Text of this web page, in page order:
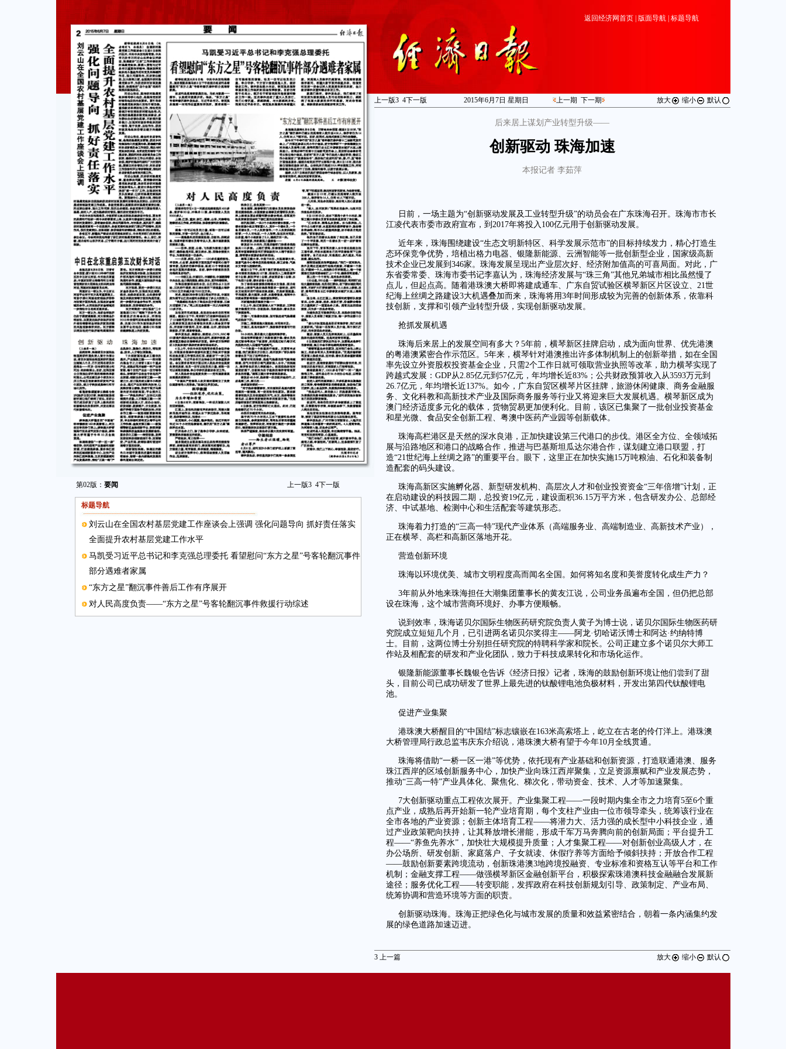
第02版： 要闻 上一版3 4下一版
标题导航
刘云山在全国农村基层党建工作座谈会上强调 强化问题导向 抓好责任落实
全面提升农村基层党建工作水平
马凯受习近平总书记和李克强总理委托 看望慰问“东方之星”号客轮翻沉事件
部分遇难者家属
“东方之星”翻沉事件善后工作有序展开
对人民高度负责——“东方之星”号客轮翻沉事件救援行动综述
返回经济网首页| 版面导航| 标题导航
上一版3 4下一版 2015年6月7日 星期 日 上一期 下一期 放大 缩小 默认
后来居上谋划产业转型升级——
创新驱动 珠海加速
本报记者 李茹萍
日前，一场主题为“创新驱动发展及工业转型升级”的动员会在广东珠海召开。珠海市市长
江凌代表市委市政府宣布，到2017年将投入100亿元用于创新驱动发展。
近年来，珠海围绕建设“生态文明新特区、科学发展示范市”的目标持续发力，精心打造生
态环保竞争优势，培植出格力电器、银隆新能源、云洲智能等一批创新型企业，国家级高新
技术企业已发展到346家。珠海发展呈现出产业层次好、经济附加值高的可喜局面。对此，广
东省委常委、珠海市委书记李嘉认为，珠海经济发展与“珠三角”其他兄弟城市相比虽然慢了
点儿，但起点高。随着港珠澳大桥即将建成通车、广东自贸试验区横琴新区片区设立、21世
纪海上丝绸之路建设3大机遇叠加而来，珠海将用3年时间形成较为完善的创新体系，依靠科
技创新，支撑和引领产业转型升级，实现创新驱动发展。
抢抓发展机遇
珠海后来居上的发展空间有多大？5年前，横琴新区挂牌启动，成为面向世界、优先港澳
的粤港澳紧密合作示范区。5年来，横琴针对港澳推出许多体制机制上的创新举措，如在全国
率先设立外资股权投资基金企业，只需2个工作日就可领取营业执照等改革，助力横琴实现了
跨越式发展：GDP从2.85亿元到57亿元，年均增长近83%；公共财政预算收入从3593万元到
26.7亿元，年均增长近137%。如今，广东自贸区横琴片区挂牌，旅游休闲健康、商务金融服
务、文化科教和高新技术产业及国际商务服务等行业又将迎来巨大发展机遇。横琴新区成为
澳门经济适度多元化的载体，货物贸易更加便利化。目前，该区已集聚了一批创业投资基金
和星光微、食品安全创新工程、粤澳中医药产业园等创新载体。
珠海高栏港区是天然的深水良港，正加快建设第三代港口的步伐。港区全方位、全领域拓
展与沿路地区和港口的战略合作，推进与巴基斯坦瓜达尔港合作，谋划建立港口联盟，打
造“21世纪海上丝绸之路”的重要平台。眼下，这里正在加快实施15万吨粮油、石化和装备制
造配套的码头建设。
珠海高新区实施孵化器、新型研发机构、高层次人才和创业投资资金“三年倍增”计划，正
在启动建设的科技园二期，总投资19亿元，建设面积36.15万平方米，包含研发办公、总部经
济、中试基地、检测中心和生活配套等建筑形态。
珠海着力打造的“三高一特”现代产业体系（高端服务业、高端制造业、高新技术产业），
正在横琴、高栏和高新区落地开花。
营造创新环境
珠海以环境优美、城市文明程度高而闻名全国。如何将知名度和美誉度转化成生产力？
3年前从外地来珠海担任大潮集团董事长的黄友江说，公司业务虽遍布全国，但仍把总部
设在珠海，这个城市营商环境好、办事方便顺畅。
说到效率，珠海诺贝尔国际生物医药研究院负责人黄子为博士说，诺贝尔国际生物医药研
究院成立短短几个月，已引进两名诺贝尔奖得主——阿龙·切哈诺沃博士和阿达·约纳特博
士。目前，这两位博士分别担任研究院的特聘科学家和院长。公司正建立多个诺贝尔大师工
作站及相配套的研发和产业化团队，致力于科技成果转化和市场化运作。
银隆新能源董事长魏银仓告诉《经济日报》记者，珠海的鼓励创新环境让他们尝到了甜
头，目前公司已成功研发了世界上最先进的钛酸锂电池负极材料，开发出第四代钛酸锂电
池。
促进产业集聚
港珠澳大桥醒目的“中国结”标志镶嵌在163米高索塔上，屹立在古老的伶仃洋上。港珠澳
大桥管理局行政总监韦庆东介绍说，港珠澳大桥有望于今年10月全线贯通。
珠海将借助“一桥一区一港”等优势，依托现有产业基础和创新资源，打造联通港澳、服务
珠江西岸的区域创新服务中心，加快产业向珠江西岸聚集，立足资源禀赋和产业发展态势，
推动“三高一特”产业具体化、聚焦化、梯次化，带动资金、技术、人才等加速聚集。
7大创新驱动重点工程依次展开。产业集聚工程——一段时期内集全市之力培育5至6个重
点产业，成熟后再开始新一轮产业培育期，每个支柱产业由一位市领导牵头，统筹该行业在
全市各地的产业资源；创新主体培育工程——将潜力大、活力强的成长型中小科技企业，通
过产业政策靶向扶持，让其释放增长潜能，形成千军万马奔腾向前的创新局面；平台提升工
程——“养鱼先养水”，加快壮大规模提升质量；人才集聚工程——对创新创业高级人才，在
办公场所、研发创新、家庭落户、子女就读、休假疗养等方面给予倾斜扶持；开放合作工程
——鼓励创新要素跨境流动，创新珠港澳3地跨境投融资、专业标准和资格互认等平台和工作
机制；金融支撑工程——做强横琴新区金融创新平台，积极探索珠港澳科技金融融合发展新
途径；服务优化工程——转变职能，发挥政府在科技创新规划引导、政策制定、产业布局、
统筹协调和营造环境等方面的职责。
创新驱动珠海。珠海正把绿色化与城市发展的质量和效益紧密结合，朝着一条内涵集约发
展的绿色道路加速迈进。
3上一篇 放大 缩小 默认